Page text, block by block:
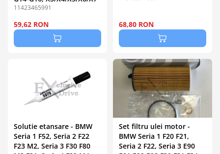
11423465991
59,62 RON 68,80 RON
Solutie etansare - BMW
Seria 1 F52, Seria 2 F22
F23 M2, Seria 3 F30 F80
Set filtru ulei motor -
BMW Seria 1 F20 F21,
Seria 2 F22, Seria 3 E90